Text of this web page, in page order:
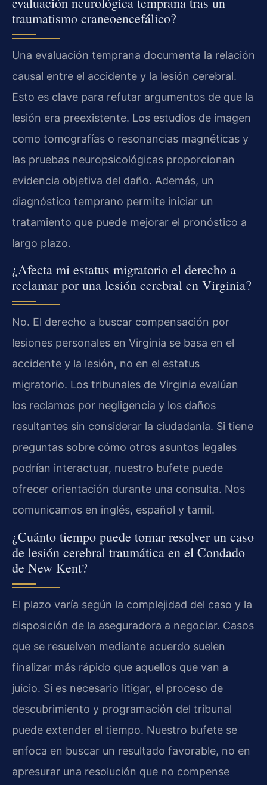
traumatismo craneoencefálico?
Una evaluación temprana documenta la relación
causal entre el accidente y la lesión cerebral.
Esto es clave para refutar argumentos de que la
lesión era preexistente. Los estudios de imagen
como tomografías o resonancias magnéticas y
las pruebas neuropsicológicas proporcionan
evidencia objetiva del daño. Además, un
diagnóstico temprano permite iniciar un
tratamiento que puede mejorar el pronóstico a
largo plazo.
¿Afecta mi estatus migratorio el derecho a
reclamar por una lesión cerebral en Virginia?
No. El derecho a buscar compensación por
lesiones personales en Virginia se basa en el
accidente y la lesión, no en el estatus
migratorio. Los tribunales de Virginia evalúan
los reclamos por negligencia y los daños
resultantes sin considerar la ciudadanía. Si tiene
preguntas sobre cómo otros asuntos legales
podrían interactuar, nuestro bufete puede
ofrecer orientación durante una consulta. Nos
comunicamos en inglés, español y tamil.
¿Cuánto tiempo puede tomar resolver un caso
de lesión cerebral traumática en el Condado
de New Kent?
El plazo varía según la complejidad del caso y la
disposición de la aseguradora a negociar. Casos
que se resuelven mediante acuerdo suelen
finalizar más rápido que aquellos que van a
juicio. Si es necesario litigar, el proceso de
descubrimiento y programación del tribunal
puede extender el tiempo. Nuestro bufete se
enfoca en buscar un resultado favorable, no en
apresurar una resolución que no compense